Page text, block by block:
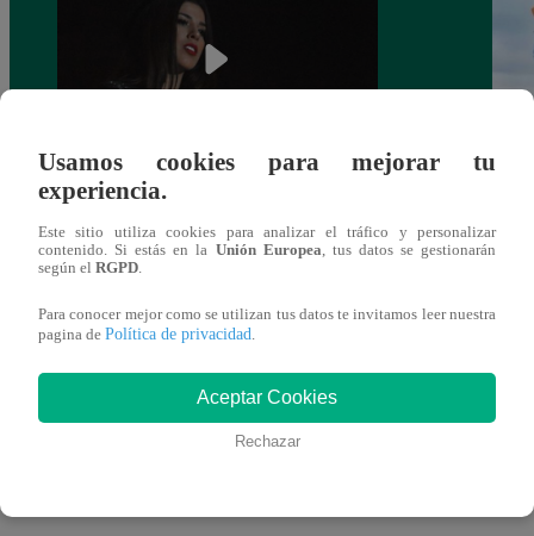
¿Yahaira Plasencia y Maritza Rodríguez
más unidas que nunca?
También te puede
Usamos cookies para mejorar tu
experiencia.
Este sitio utiliza cookies para analizar el tráfico y personalizar
contenido. Si estás en la Unión Europea, tus datos se gestionarán
según el RGPD.
Para conocer mejor como se utilizan tus datos te invitamos leer nuestra
pagina de Política de privacidad.
Aceptar Cookies
Rechazar